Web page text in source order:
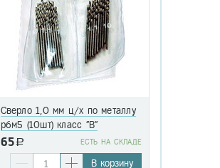
Сверло 1,0 мм ц/х по металлу
р6м5 (10шт) класс "В"
65a EСТЬ НА СКЛАДЕ
В корзину